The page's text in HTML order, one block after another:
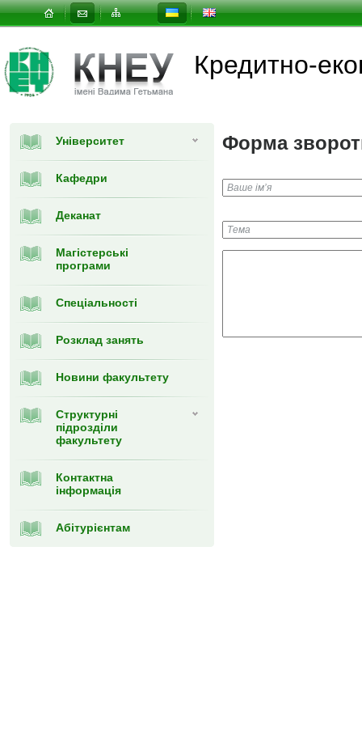
Кредитно-
Університет
Кафедри
Деканат
Магістерські
програми
Спеціальності
Розклад занять
Новини факультету
Структурні
підрозділи
факультету
Контактна
інформація
Абітурієнтам
Форма